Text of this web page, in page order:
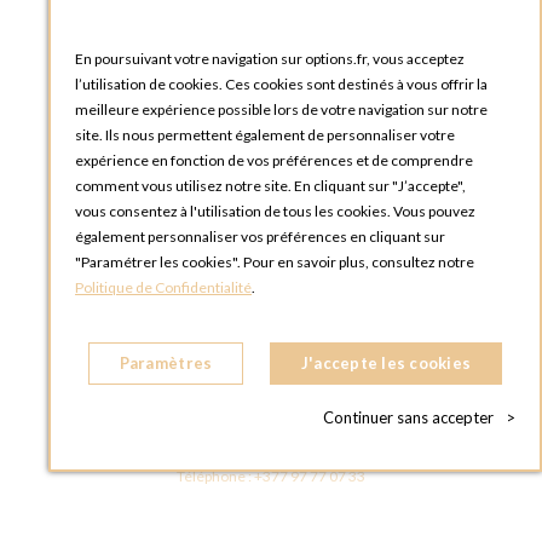
OPTIONS ROUEN
Rue du Clos Tellier
76800 Saint-Etienne-du-Rouvray
FRANCE
Téléphone :+33 2 35 08 38 53
OPTIONS TOULOUSE
6 rue Gaye Marie, ZAC de Saint-Martin du Touch
31300 Toulouse
FRANCE
OPTIONS MC
Téléphone :+377 97 77 07 33
En poursuivant votre navigation sur options.fr, vous acceptez
l’utilisation de cookies. Ces cookies sont destinés à vous offrir la
meilleure expérience possible lors de votre navigation sur notre
site. Ils nous permettent également de personnaliser votre
expérience en fonction de vos préférences et de comprendre
comment vous utilisez notre site. En cliquant sur "J’accepte",
vous consentez à l'utilisation de tous les cookies. Vous pouvez
également personnaliser vos préférences en cliquant sur
"Paramétrer les cookies". Pour en savoir plus, consultez notre
Politique de Confidentialité.
Paramètres J'accepte les cookies
Continuer sans accepter >